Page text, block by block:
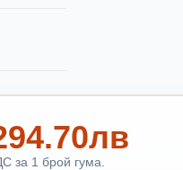
за 1 брой гума.